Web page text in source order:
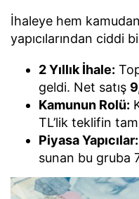
İhaleye hem
yapıcılarından ciddi
2 Yıllık İhale:
geldi. Net satış
Kamunun Rolü:
TL’lik teklifin
Piyasa Yapıcılar:
sunan bu gruba